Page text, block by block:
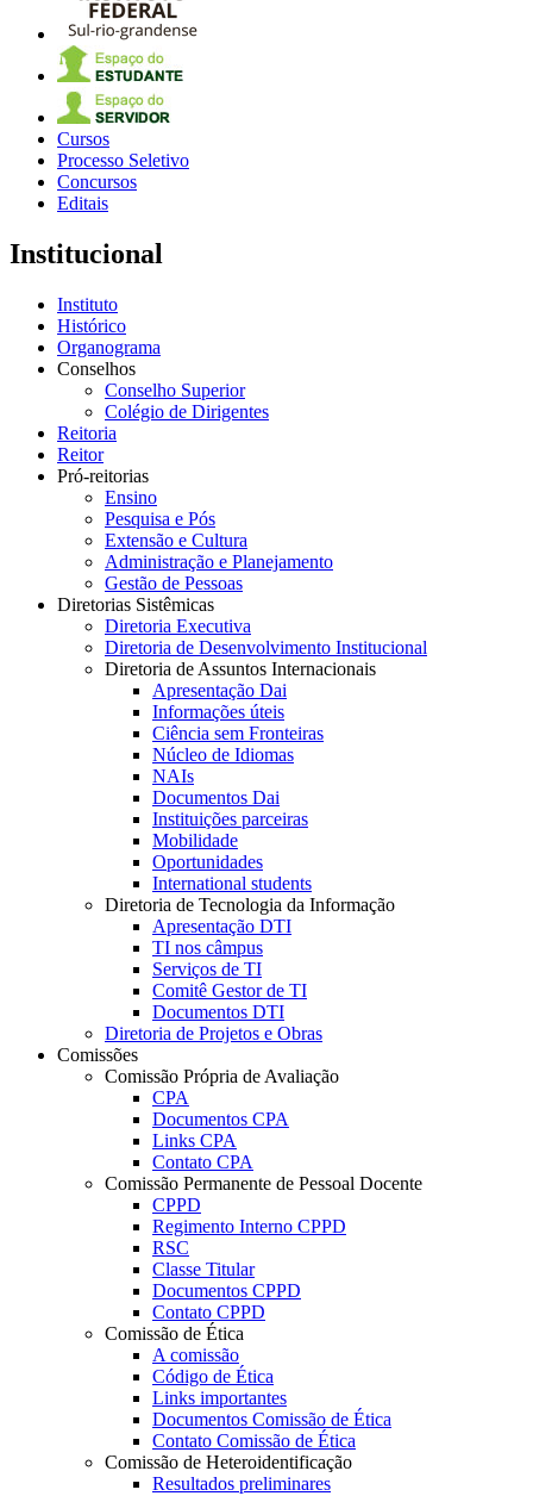
Cursos
Processo Seletivo
Concursos
Editais
Institucional
Instituto
Histórico
Organograma
Conselhos
Conselho Superior
Colégio de Dirigentes
Reitoria
Reitor
Pró-reitorias
Ensino
Pesquisa e Pós
Extensão e Cultura
Administração e Planejamento
Gestão de Pessoas
Diretorias Sistêmicas
Diretoria Executiva
Diretoria de Desenvolvimento Institucional
Diretoria de Assuntos Internacionais
Apresentação Dai
Informações úteis
Ciência sem Fronteiras
Núcleo de Idiomas
NAIs
Documentos Dai
Instituições parceiras
Mobilidade
Oportunidades
International students
Diretoria de Tecnologia da Informação
Apresentação DTI
TI nos câmpus
Serviços de TI
Comitê Gestor de TI
Documentos DTI
Diretoria de Projetos e Obras
Comissões
Comissão Própria de Avaliação
CPA
Documentos CPA
Links CPA
Contato CPA
Comissão Permanente de Pessoal Docente
CPPD
Regimento Interno CPPD
RSC
Classe Titular
Documentos CPPD
Contato CPPD
Comissão de Ética
A comissão
Código de Ética
Links importantes
Documentos Comissão de Ética
Contato Comissão de Ética
Comissão de Heteroidentificação
Resultados preliminares